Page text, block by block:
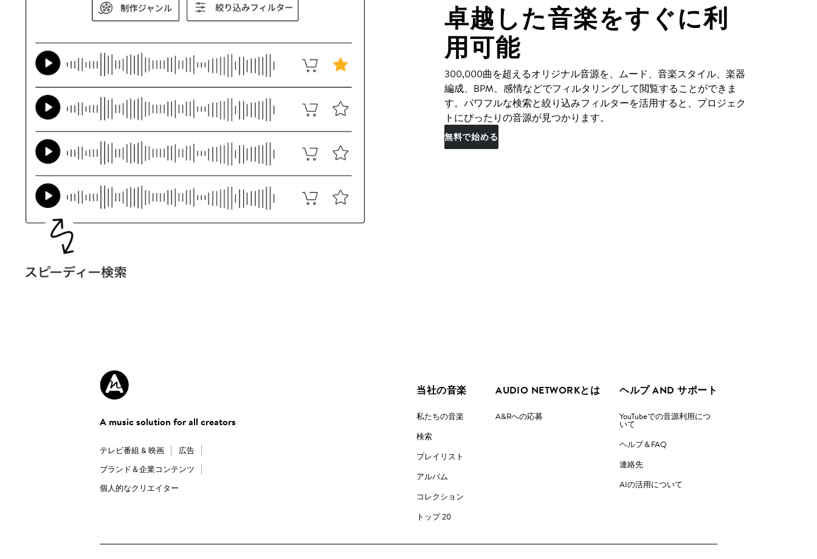
卓越した音楽をすぐに利
用可能
300,000曲を超えるオリジナル音源を、ムード、音楽スタイル、楽器
編成、BPM、感情などでフィルタリングして閲覧することができま
す。パワフルな検索と絞り込みフィルターを活用すると、プロジェク
トにぴったりの音源が見つかります。
無料で始める
A music solution for all creators
テレビ番組 & 映画
広告
ブランド＆企業コンテンツ
個人的なクリエイター
当社の音楽
私たちの音楽
検索
プレイリスト
アルバム
コレクション
トップ 20
AUDIO NETWORKとは
A&Rへの応募
ヘルプ AND サポート
YouTubeでの音源利用につ
いて
ヘルプ＆FAQ
連絡先
AIの活用について